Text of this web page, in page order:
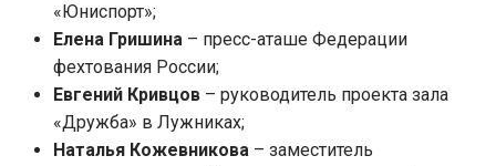
«Юниспорт»;
Елена Гришина – пресс-аташе Федерации
фехтования России;
Евгений Кривцов – руководитель проекта зала
«Дружба» в Лужниках;
Наталья Кожевникова – заместитель